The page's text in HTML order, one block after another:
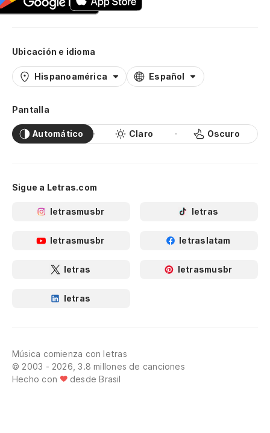
Ubicación e idioma
Hispanoamérica Español
Pantalla
Automático Claro Oscuro
Sigue a Letras.com
letrasmusbr letras
letrasmusbr letraslatam
letras letrasmusbr
letras
Música comienza con letras
© 2003 - 2026, 3.8 millones de canciones
Hecho con
desde Brasil